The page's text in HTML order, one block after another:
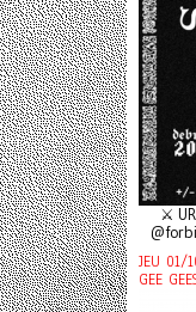
⚔️
JEU 01/
GEE